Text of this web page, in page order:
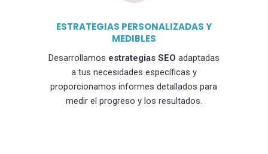
ESTRATEGIAS PERSONALIZADAS Y
MEDIBLES
Desarrollamos estrategias SEO adaptadas
a tus necesidades específicas y
proporcionamos informes detallados para
medir el progreso y los resultados.